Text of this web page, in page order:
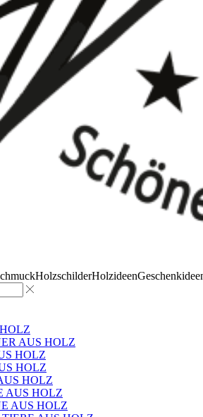
HolzschilderHolzideen
AUS HOLZ
HOLZ
HOLZ
HOLZ
AUS HOLZ
AUS HOLZ